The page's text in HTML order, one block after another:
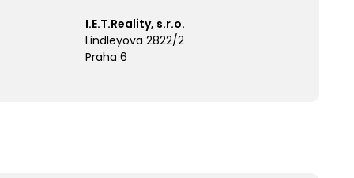
I.E.T.Reality, s.r.o.
Lindleyova 2822/2
Praha 6